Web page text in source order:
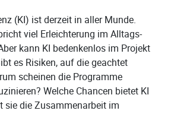
(KI) ist derzeit in aller Munde.
viel Erleichterung im Alltags-
kann KI bedenkenlos im Projekt
es Risiken, auf die geachtet
scheinen die Programme
Welche Chancen bietet KI
sie die Zusammenarbeit im